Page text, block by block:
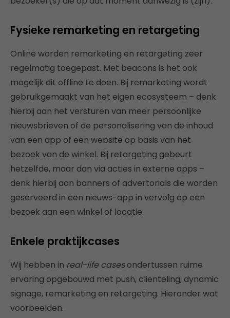
Fysieke remarketing en retargeting
Online worden remarketing en retargeting zeer
regelmatig toegepast. Met beacons is het ook
mogelijk dit offline te doen. Bij remarketing wordt
gebruikgemaakt van het eigen ecosysteem – denk
hierbij aan het versturen van meer persoonlijke
nieuwsbrieven of de personalisering van de inhoud
van een app of een website op basis van het
bezoek van de winkel. Bij retargeting gebeurt
hetzelfde, maar dan via acties in externe apps –
denk hierbij aan banners of advertorials die worden
geserveerd in een nieuws-app in vervolg op een
bezoek aan een winkel of locatie.
Enkele praktijkcases
Wij hebben in real-life casesondertussen ruime
ervaring opgebouwd met push, clienteling, dynamic
signage, remarketing en retargeting. Hieronder wat
voorbeelden.